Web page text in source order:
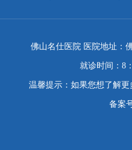
佛山名仕医院 医院地址：
就诊时间：8
温馨提示：如果您想了解
备案